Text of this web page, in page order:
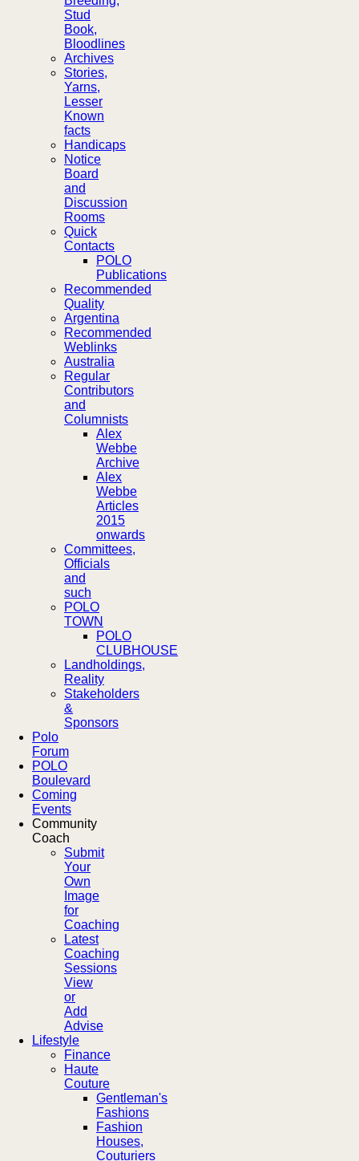
Stud
Book,
Bloodlines
Archives
Stories,
Yarns,
Lesser
Known
facts
Handicaps
Notice
Board
and
Discussion
Rooms
Quick
Contacts
POLO
Publications
Recommended
Quality
Argentina
Recommended
Weblinks
Australia
Regular
Contributors
and
Columnists
Alex
Webbe
Archive
Alex
Webbe
Articles
2015
onwards
Committees,
Officials
and
such
POLO
TOWN
POLO
CLUBHOUSE
Landholdings,
Reality
Stakeholders
&
Sponsors
Polo
Forum
POLO
Boulevard
Coming
Events
Community
Coach
Submit
Your
Own
Image
for
Coaching
Latest
Coaching
Sessions
View
or
Add
Advise
Lifestyle
Finance
Haute
Couture
Gentleman's
Fashions
Fashion
Houses,
Couturiers